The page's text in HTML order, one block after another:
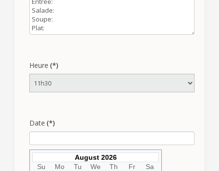
Heure (*)
Date (*)
August 2026
Su
Mo Tu We Th Fr
Sa